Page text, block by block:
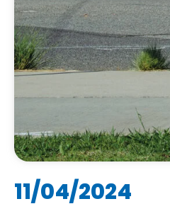
11/04/2024